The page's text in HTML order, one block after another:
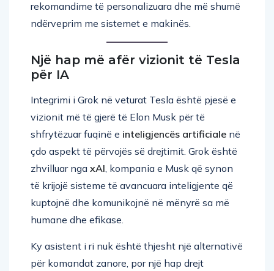
ndërveprim me sistemet e makinës.
Një hap më afër vizionit të Tesla
për IA
vizionit më të gjerë të Elon Musk për të
shfrytëzuar fuqinë einteligjencës artificiale
çdo aspekt të përvojës së drejtimit. Grok është
zhvilluar ngaxAI, kompania e Musk që synon
të krijojë sisteme të avancuara inteligjente që
kuptojnë dhe komunikojnë në mënyrë sa më
humane dhe efikase.
për komandat zanore, por një hap drejt
veturave më të mençura dhe më